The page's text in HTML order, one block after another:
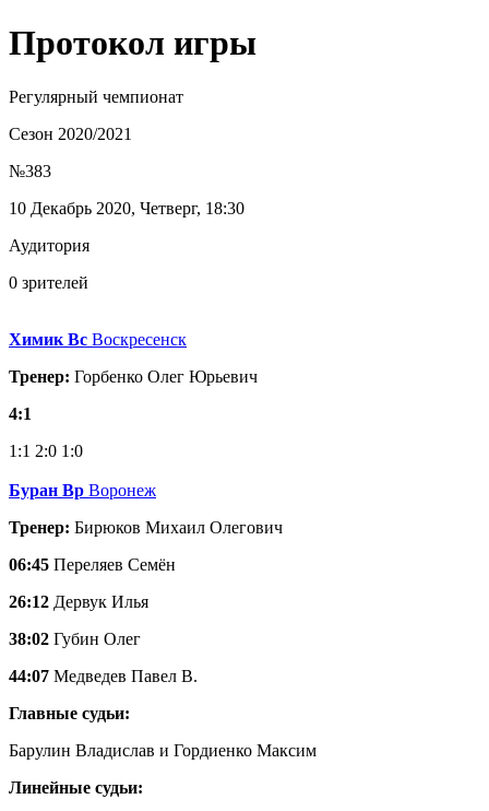
Протокол игры
Регулярный чемпионат
Сезон 2020/2021
№383
10 Декабрь 2020, Четверг, 18:30
Аудитория
0 зрителей
Химик Вс Воскресенск
Тренер: Горбенко Олег Юрьевич
4:1
1:1 2:0 1:0
Буран Вр Воронеж
Тренер: Бирюков Михаил Олегович
06:45 Переляев Семён
26:12 Дервук Илья
38:02 Губин Олег
44:07 Медведев Павел В.
Главные судьи:
Барулин Владислав и Гордиенко Максим
Линейные судьи: